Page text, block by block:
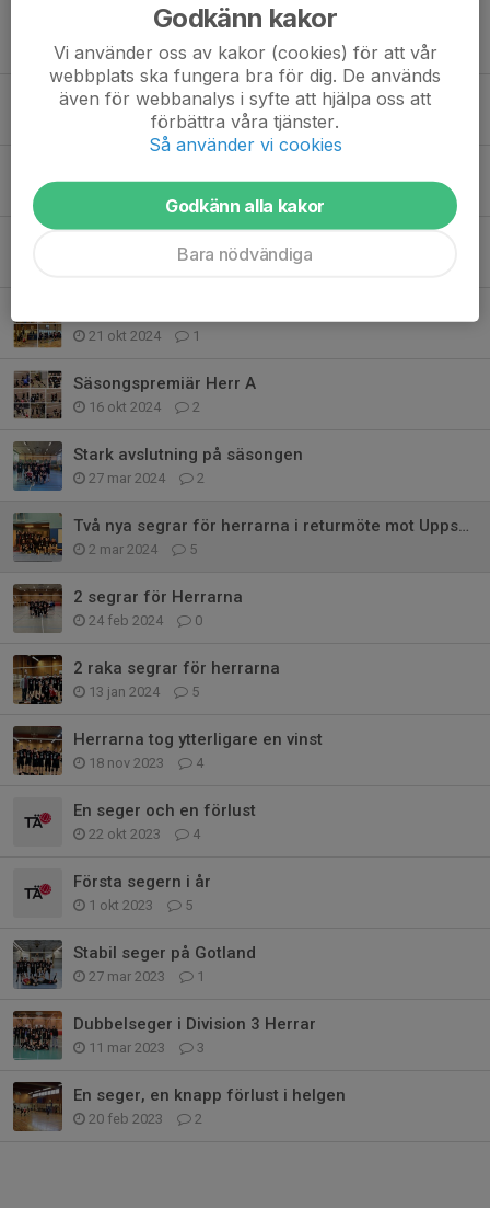
Tidigare nyheter
Herrarna avslutar säsongen med vinst
8 mar, 14:54 3
6
21 okt 2024 1
Säsongspremiär Herr A
16 okt 2024 2
Stark avslutning på säsongen
27 mar 2024 2
Två nya segrar för herrarna i returmöte mot Uppsala
2 mar 2024 5
2 segrar för Herrarna
24 feb 2024 0
2 raka segrar för herrarna
13 jan 2024 5
Herrarna tog ytterligare en vinst
18 nov 2023 4
En seger och en förlust
22 okt 2023 4
Första segern i år
1 okt 2023 5
Stabil seger på Gotland
27 mar 2023 1
Dubbelseger i Division 3 Herrar
11 mar 2023 3
En seger, en knapp förlust i helgen
20 feb 2023 2
Godkänn kakor
Vi använder oss av kakor (cookies) för att vår
webbplats ska fungera bra för dig. De används
även för webbanalys i syfte att hjälpa oss att
förbättra våra tjänster.
Så använder vi cookies
Godkänn alla kakor
Bara nödvändiga